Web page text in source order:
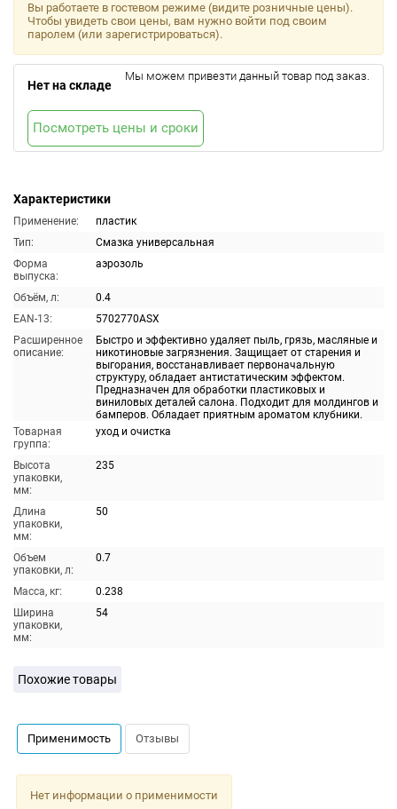
Характеристики
Применение:
пластик
Тип:
Смазка универсальная
Форма
выпуска:
аэрозоль
Объём, л:
0.4
EAN-13:
5702770ASX
Расширенное
описание:
Быстро и эффективно удаляет пыль, грязь, масляные и
никотиновые загрязнения. Защищает от старения и
выгорания, восстанавливает первоначальную
структуру, обладает антистатическим эффектом.
Предназначен для обработки пластиковых и
виниловых деталей салона. Подходит для молдингов и
бамперов. Обладает приятным ароматом клубники.
Товарная
группа:
уход и очистка
Высота
упаковки,
мм:
235
Длина
упаковки,
мм:
50
Объем
упаковки, л:
0.7
Масса, кг:
0.238
Ширина
упаковки,
мм:
54
Вы работаете в гостевом режиме (видите розничные цены).
Чтобы увидеть свои цены, вам нужно войти под своим
паролем (или зарегистрироваться).
Нет на складе
Мы можем привезти данный товар под заказ.
Посмотреть цены и сроки
Похожие товары
Применимость Отзывы
Нет информации о применимости